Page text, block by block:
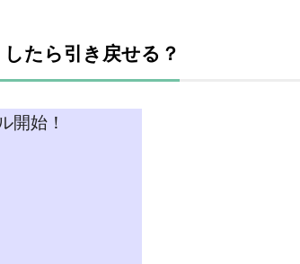
たら引き戻せる？
開始！